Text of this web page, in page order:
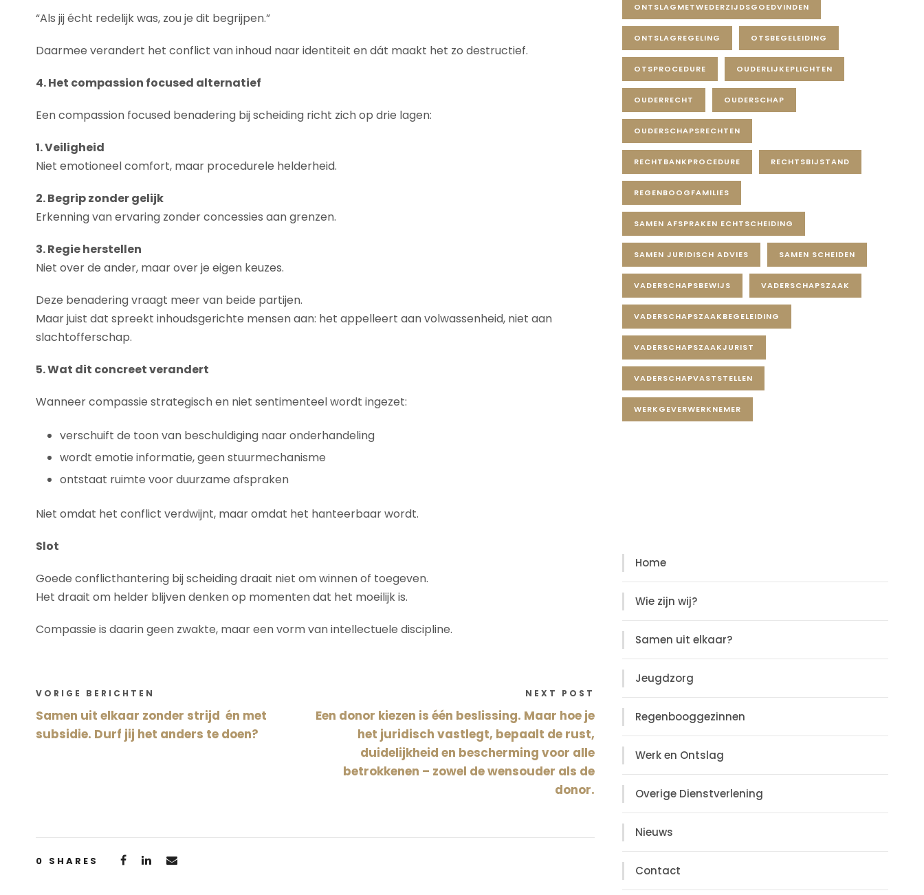
“Als jij écht redelijk was, zou je dit begrijpen.”
Daarmee verandert het conflict van inhoud naar identiteit en dát maakt het zo destructief.
4. Het compassion focused alternatief
Een compassion focused benadering bij scheiding richt zich op drie lagen:
1. Veiligheid
Niet emotioneel comfort, maar procedurele helderheid.
2. Begrip zonder gelijk
Erkenning van ervaring zonder concessies aan grenzen.
3. Regie herstellen
Niet over de ander, maar over je eigen keuzes.
Deze benadering vraagt meer van beide partijen.
Maar juist dat spreekt inhoudsgerichte mensen aan: het appelleert aan volwassenheid, niet aan
slachtofferschap.
5. Wat dit concreet verandert
Wanneer compassie strategisch en niet sentimenteel wordt ingezet:
verschuift de toon van beschuldiging naar onderhandeling
wordt emotie informatie, geen stuurmechanisme
ontstaat ruimte voor duurzame afspraken
Niet omdat het conflict verdwijnt, maar omdat het hanteerbaar wordt.
Slot
Goede conflicthantering bij scheiding draait niet om winnen of toegeven.
Het draait om helder blijven denken op momenten dat het moeilijk is.
Compassie is daarin geen zwakte, maar een vorm van intellectuele discipline.
VORIGE BERICHTEN
Samen uit elkaar zonder strijd én met
subsidie. Durf jij het anders te doen?
NEXT POST
Een donor kiezen is één beslissing. Maar hoe je
het juridisch vastlegt, bepaalt de rust,
duidelijkheid en bescherming voor alle
betrokkenen – zowel de wensouder als de
donor.
0 SHARES
ONTSLAGMETWEDERZIJDSGOEDVINDEN
ONTSLAGREGELING OTSBEGELEIDING
OTSPROCEDURE OUDERLIJKEPLICHTEN
OUDERRECHT OUDERSCHAP
OUDERSCHAPSRECHTEN
RECHTBANKPROCEDURE RECHTSBIJSTAND
REGENBOOGFAMILIES
SAMEN AFSPRAKEN ECHTSCHEIDING
SAMEN JURIDISCH ADVIES SAMEN SCHEIDEN
VADERSCHAPSBEWIJS VADERSCHAPSZAAK
VADERSCHAPSZAAKBEGELEIDING
VADERSCHAPSZAAKJURIST
VADERSCHAPVASTSTELLEN
WERKGEVERWERKNEMER
Home
Wie zijn wij?
Samen uit elkaar?
Jeugdzorg
Regenbooggezinnen
Werk en Ontslag
Overige Dienstverlening
Nieuws
Contact